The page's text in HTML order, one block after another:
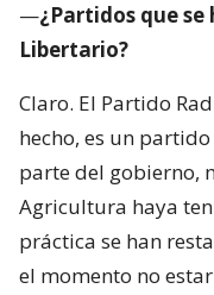
—¿Partidos que
Libertario?
Claro. El Partido
hecho, es un
parte del gobierno,
Agricultura haya
práctica se han
el momento no